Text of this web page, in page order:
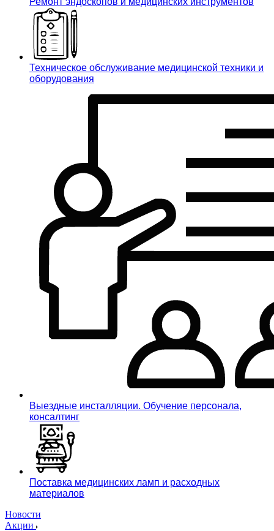
Техническое обслуживание медицинской техники и
оборудования
Выездные инсталляции. Обучение персонала,
консалтинг
Поставка медицинских ламп и расходных
материалов
Новости
Акции